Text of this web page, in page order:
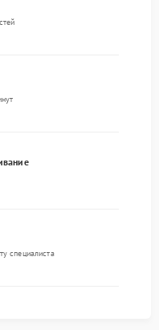
специалиста